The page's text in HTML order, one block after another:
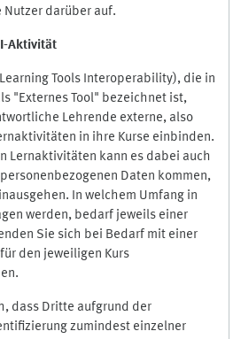
darüber auf.
-Aktivität
Tools Interoperability), die in
"Externes Tool" bezeichnet ist,
Lehrende externe, also
in ihre Kurse einbinden.
Lernaktivitäten kann es dabei auch
Daten kommen,
In welchem Umfang in
werden, bedarf jeweils einer
Sie sich bei Bedarf mit einer
den jeweiligen Kurs
dass Dritte aufgrund der
zumindest einzelner